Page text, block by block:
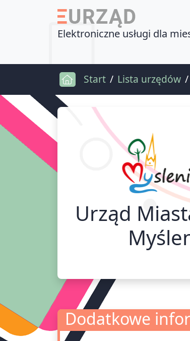
Elektroniczne usługi dla
Start Lista urzędów
Urząd
Dodatkowe